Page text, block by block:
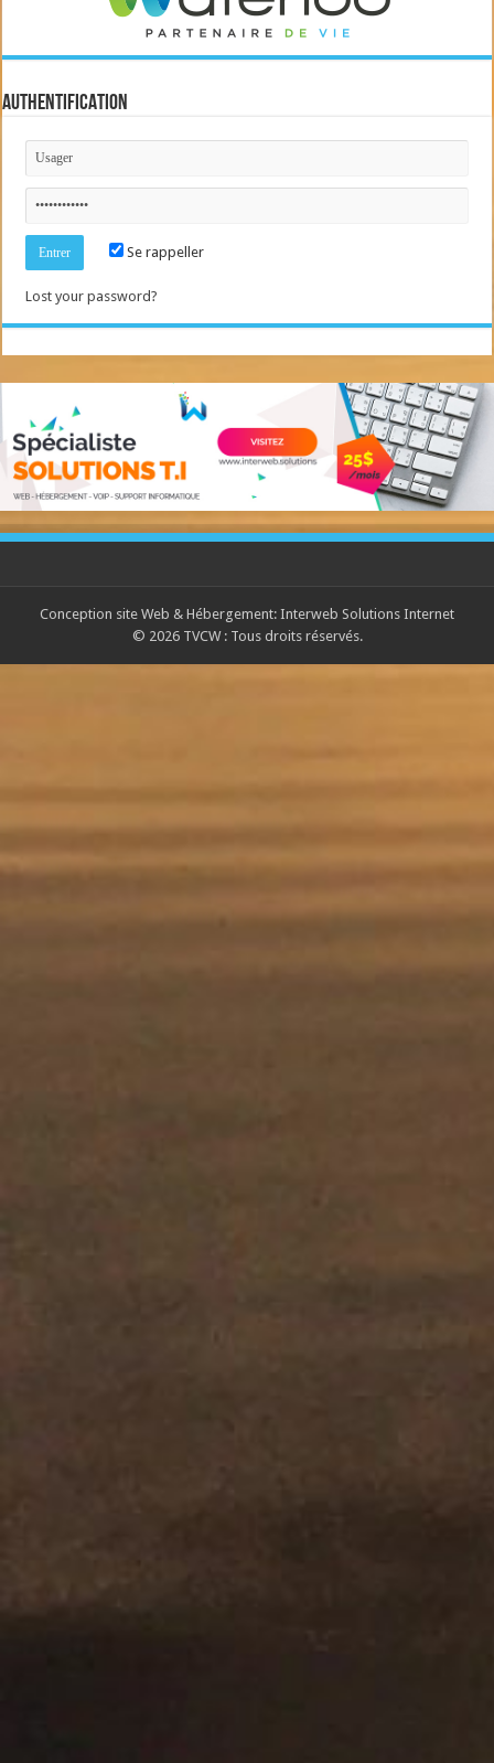
AUTHENTIFICATION
Se rappeller
Lost your password?
Conception site Web & Hébergement: Interweb Solutions Internet
© 2026 TVCW : Tous droits réservés.